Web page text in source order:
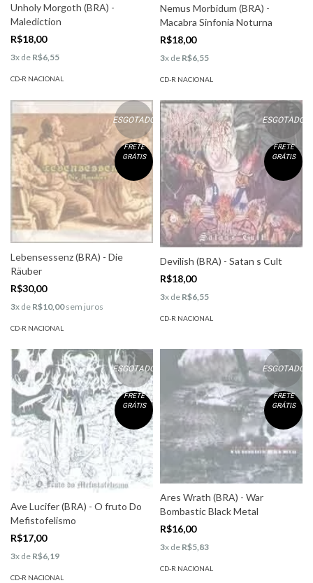
Unholy Morgoth (BRA) -
Malediction
R$18,00
3x de R$6,55
CD-R NACIONAL
Nemus Morbidum (BRA) -
Macabra Sinfonia Noturna
R$18,00
3x de R$6,55
CD-R NACIONAL
ESGOTADO
FRETE
GRÁTIS
Lebensessenz (BRA) - Die
Räuber
R$30,00
3x de R$10,00sem juros
CD-R NACIONAL
ESGOTADO
FRETE
GRÁTIS
Devilish (BRA) - Satan s Cult
R$18,00
3x de R$6,55
CD-R NACIONAL
ESGOTADO
FRETE
GRÁTIS
Ave Lucifer (BRA) - O fruto Do
Mefistofelismo
R$17,00
3x de R$6,19
CD-R NACIONAL
ESGOTADO
FRETE
GRÁTIS
Ares Wrath (BRA) - War
Bombastic Black Metal
R$16,00
3x de R$5,83
CD-R NACIONAL